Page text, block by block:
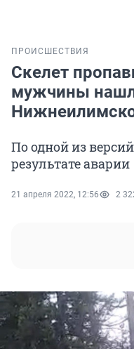
ПРОИСШЕСТВИЯ
Скелет
мужчины
По одной из
результате аварии
21 апреля 2022, 12:56 2